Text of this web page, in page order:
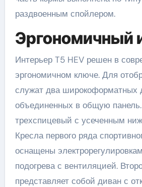
раздвоенным спойлером.
Эргономичный
Интерьер T5 HEV решен в
эргономичном ключе. Для
служат два широкоформатных
объединенных в общую
трехспицевый с усеченным
Кресла первого ряда
оснащены
подогрева с вентиляцией.
представляет собой диван с